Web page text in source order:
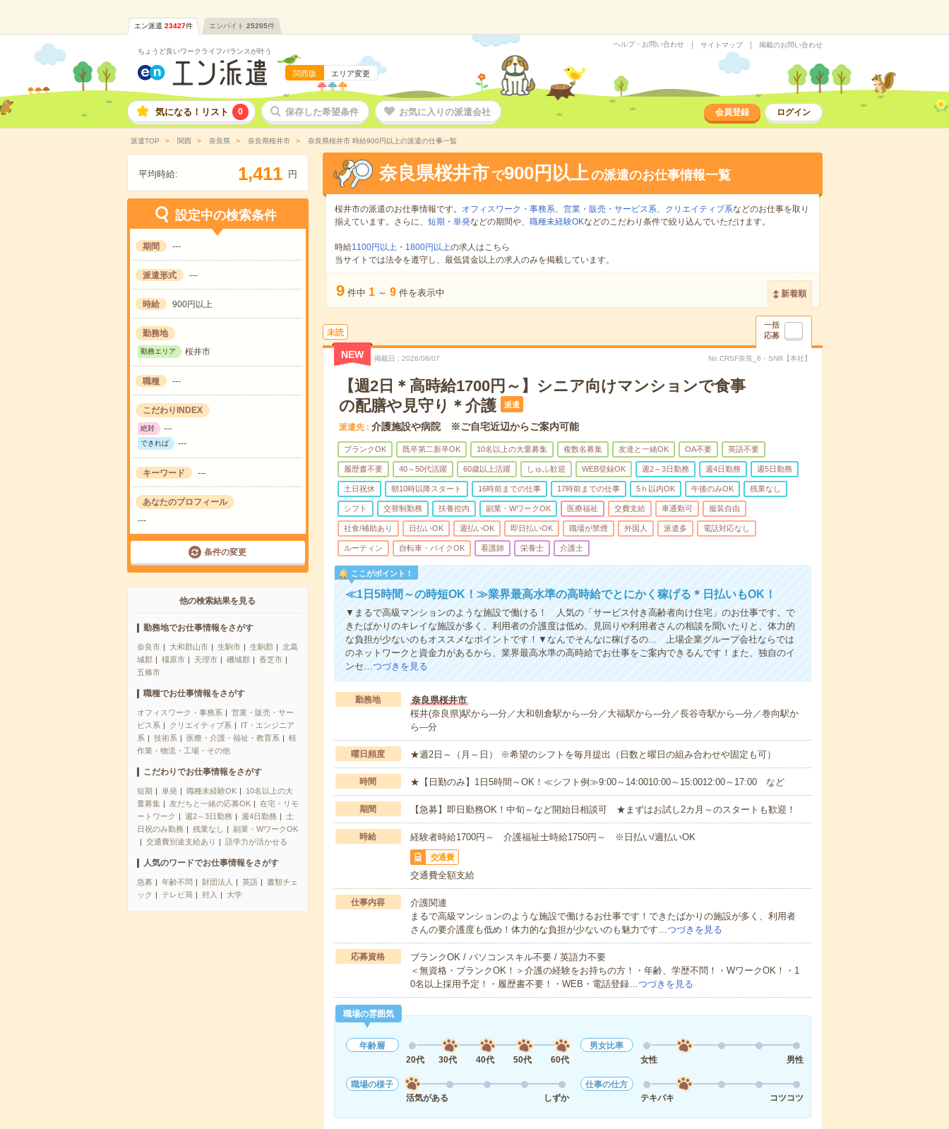
エン派遣 23427件 エンバイト 25205件
ちょうど良いワークライフバランスが叶う
関西版 エリア変更
ヘルプ・お問い合わせ サイトマップ 掲載のお問い合わせ
気になる！リスト 0 保存した希望条件 お気に入りの派遣会社 会員登録 ログイン
派遣TOP 関西 奈良県 奈良県桜井市 奈良県桜井市 時給900円以上の派遣の仕事一覧
平均時給: 1,411 円
設定中の検索条件
期間 ---
派遣形式 ---
時給 900円以上
勤務地
勤務エリア 桜井市
職種 ---
こだわりINDEX
絶対 ---
できれば ---
キーワード ---
あなたのプロフィール
---
条件の変更
他の検索結果を見る
勤務地でお仕事情報をさがす
奈良市 大和郡山市 生駒市 生駒郡
北葛
城郡
橿原市 天理市 磯城郡
香芝市
五條市
職種でお仕事情報をさがす
オフィスワーク・事務系
営業・販売・サー
ビス系
クリエイティブ系
IT・エンジニア
系
技術系 医療・介護・福祉・教育系
軽
作業・物流・工場・その他
こだわりでお仕事情報をさがす
短期 単発 職種未経験OK
10名以上の大
量募集
友だちと一緒の応募OK
在宅・リモ
ートワーク
週2～3日勤務 週4日勤務
土
日祝のみ勤務
残業なし
副業・WワークOK
交通費別途支給あり
語学力が活かせる
人気のワードでお仕事情報をさがす
急募 年齢不問 財団法人 英語
書類チェ
ック
テレビ局 封入 大学
奈良県桜井市 で900円以上の派遣のお仕事情報一覧
桜井市の派遣のお仕事情報です。 オフィスワーク・事務系、 営業・販売・サービス系、 クリエイティブ系などのお仕事を取り
揃えています。さらに、 短期 ・ 単発などの期間や、 職種未経験OKなどのこだわり条件で絞り込んでいただけます。
時給1100円以上・ 1800円以上の求人はこちら
当サイトでは法令を遵守し、最低賃金以上の求人のみを掲載しています。
9 件中 1 ～ 9 件を表示中 新着順
未読
一括
応募
NEW 掲載日 2026/08/07 No.CRSF奈良_6・SNR【本社】
【週2日＊高時給1700円～】シニア向けマンションで食事
の配膳や見守り＊介護
派遣
派遣先 介護施設や病院 ※ご自宅近辺からご案内可能
ブランクOK 既卒第二新卒OK 10名以上の大量募集 複数名募集 友達と一緒OK OA不要 英語不要
履歴書不要 40～50代活躍 60歳以上活躍 しゅふ歓迎 WEB登録OK 週2～3日勤務 週4日勤務 週5日勤務
土日祝休 朝10時以降スタート 16時前までの仕事 17時前までの仕事 5ｈ以内OK 午後のみOK 残業なし
シフト 交替制勤務 扶養控内 副業・WワークOK 医療福祉 交費支給 車通勤可 服装自由
社食/補助あり 日払いOK 週払いOK 即日払いOK 職場が禁煙 外国人 派遣多 電話対応なし
ルーティン 自転車・バイクOK 看護師 栄養士 介護士
ここがポイント！
≪1日5時間～の時短OK！≫業界最高水準の高時給でとにかく稼げる＊日払いもOK！
▼まるで高級マンションのような施設で働ける！ 人気の「サービス付き高齢者向け住宅」のお仕事です。で
きたばかりのキレイな施設が多く、利用者の介護度は低め。見回りや利用者さんの相談を聞いたりと、体力的
な負担が少ないのもオススメなポイントです！▼なんでそんなに稼げるの... 上場企業グループ会社ならでは
のネットワークと資金力があるから、業界最高水準の高時給でお仕事をご案内できるんです！また、独自のイ
ンセ…つづきを見る
勤務地
奈良県桜井市
桜井(奈良県)駅から---分／大和朝倉駅から---分／大福駅から---分／長谷寺駅から---分／巻向駅か
ら---分
曜日頻度 ★週2日～（月～日） ※希望のシフトを毎月提出（日数と曜日の組み合わせや固定も可）
時間 ★【日勤のみ】1日5時間～OK！≪シフト例≫9:00～14:0010:00～15:0012:00～17:00 など
期間 【急募】即日勤務OK！中旬～など開始日相談可 ★まずはお試し2カ月～のスタートも歓迎！
時給 経験者時給1700円～ 介護福祉士時給1750円～ ※日払い/週払いOK
交通費
交通費全額支給
仕事内容
介護関連
まるで高級マンションのような施設で働けるお仕事です！できたばかりの施設が多く、利用者
さんの要介護度も低め！体力的な負担が少ないのも魅力です…つづきを見る
応募資格
ブランクOK / パソコンスキル不要 / 英語力不要
＜無資格・ブランクOK！＞介護の経験をお持ちの方！・年齢、学歴不問！・WワークOK！・1
0名以上採用予定！・履歴書不要！・WEB・電話登録…つづきを見る
職場の雰囲気
年齢層
20代
30代 40代 50代 60代
男女比率
女性
男性
職場の様子
活気がある
しずか
仕事の仕方
テキパキ
コツコツ